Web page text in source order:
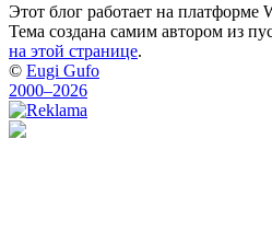
Этот блог работает на платформе
Тема создана самим автором из
на этой странице.
© Eugi Gufo
2000–2026